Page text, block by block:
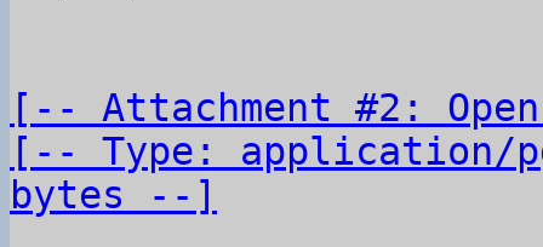
[-- Attachment #2:
[-- Type: application/
bytes --]